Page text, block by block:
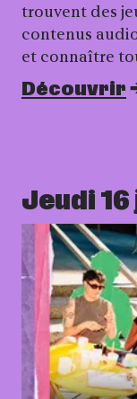
trouvent des
contenus
et connaître
Découvrir
Jeudi